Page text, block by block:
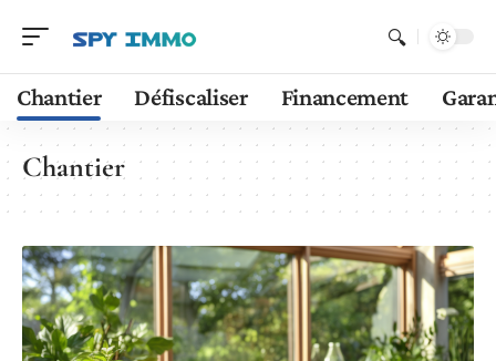
Chantier Défiscaliser Financement
Chantier